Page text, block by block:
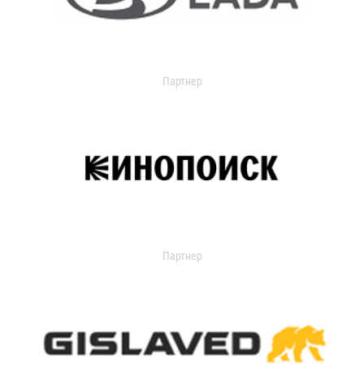
Партнер
Партнер